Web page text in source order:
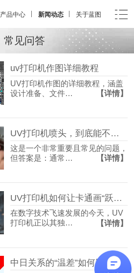
产品中心 新闻动态 关于蓝图
常见问答
uv打印机作图详细教程
UV打印机作图的详细教程，涵盖
设计准备、文件…
【详情】
UV打印机喷头，到底能不能用酒精洗？九成用户都错了！
这是一个非常重要且常见的问题，
但答案是：通常…
【详情】
UV打印机如何让卡通画“跃然纸上”？
在数字技术飞速发展的今天，UV
打印机正以其独…
【详情】
中日关系的“温差”如何影响中国UV打印机市场